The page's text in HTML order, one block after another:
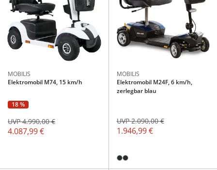
MOBILIS
Elektromobil M74, 15 km/h
18 %
4.087,99 €
UVP 4.990,00 €
MOBILIS
Elektromobil M24F, 6 km/h,
zerlegbar blau
1.946,99 €
UVP 2.090,00 €